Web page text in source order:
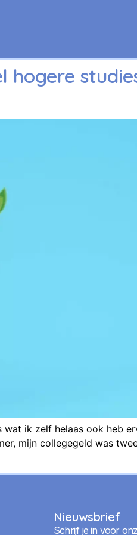
hogere
ik zelf helaas ook heb
mijn collegegeld was
Nieuwsbrief
Schrijf je in voor